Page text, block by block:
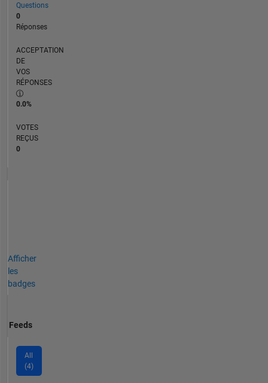
Questions
0
Réponses
ACCEPTATION
DE
VOS
RÉPONSES
0.0%
VOTES
REÇUS
0
Afficher
les
badges
Feeds
All
(4)